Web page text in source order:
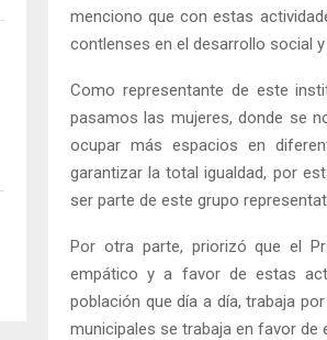
menciono que con estas
contlenses en el desarrollo social
Como representante de este
pasamos las mujeres, donde se
ocupar más espacios en
garantizar la total igualdad, por
ser parte de este grupo
Por otra parte, priorizó que el
empático y a favor de estas
población que día a día, trabaja
municipales se trabaja en favor de